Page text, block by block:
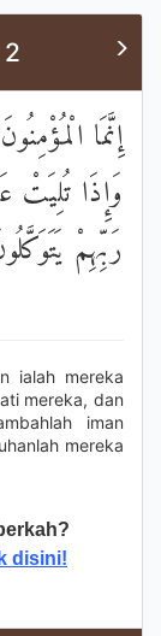
إِنَّمَا
وَإِذَا تُلِيَتْ
رَبِّهِمْ
ialah mereka
mereka, dan
iman
mereka
disini!